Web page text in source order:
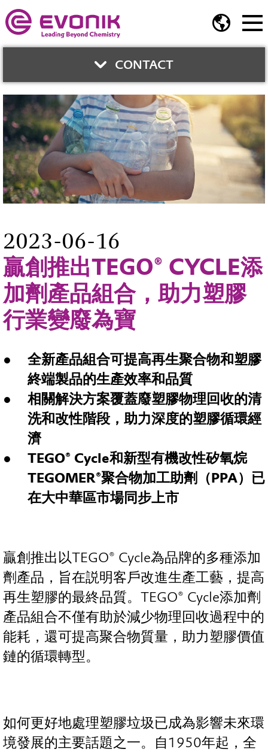
CONTACT
與我們聯繫
劉怡芬
商務經理
介面與功能化學品部門
tiffany.liu@evonik.com
2023-06-16
贏創推出TEGO® CYCLE添
加劑產品組合，助力塑膠
行業變廢為寶
全新產品組合可提高再生聚合物和塑膠
終端製品的生產效率和品質
相關解決方案覆蓋廢塑膠物理回收的清
洗和改性階段，助力深度的塑膠循環經
濟
TEGO® Cycle和新型有機改性矽氧烷
TEGOMER®聚合物加工助劑（PPA）已
在大中華區市場同步上市
贏創推出以TEGO® Cycle為品牌的多種添加
劑產品，旨在説明客戶改進生產工藝，提高
再生塑膠的最終品質。TEGO® Cycle添加劑
產品組合不僅有助於減少物理回收過程中的
能耗，還可提高聚合物質量，助力塑膠價值
鏈的循環轉型。
如何更好地處理塑膠垃圾已成為影響未來環
境發展的主要話題之一。自1950年起，全